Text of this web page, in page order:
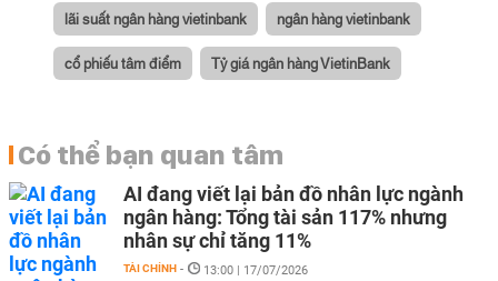
lãi suất ngân hàng vietinbank ngân hàng vietinbank
cổ phiếu tâm điểm Tỷ giá ngân hàng VietinBank
Có thể bạn quan tâm
AI đang viết lại bản đồ nhân lực ngành
ngân hàng: Tổng tài sản 117% nhưng
nhân sự chỉ tăng 11%
TÀI CHÍNH - 13:00 | 17/07/2026